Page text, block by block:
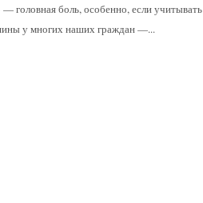
— головная боль, особенно, если учитывать
у многих наших граждан —...